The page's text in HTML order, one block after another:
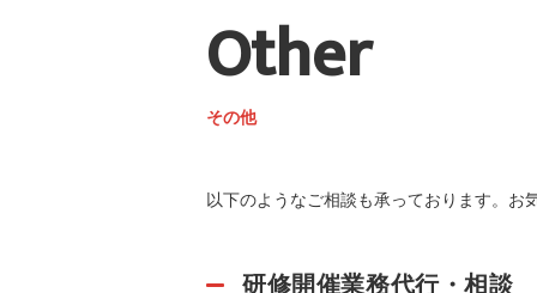
Other
その他
以下のようなご相談も承っております。お
研修開催業務代行・相談